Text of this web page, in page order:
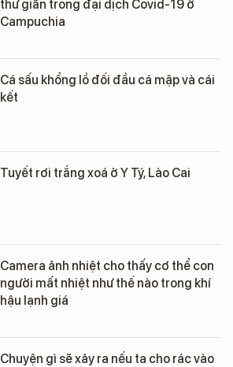
thư giãn trong đại dịch Covid-19 ở
Campuchia
Cá sấu khổng lồ đối đầu cá mập và cái
kết
Tuyết rơi trắng xoá ở Y Tý, Lào Cai
Camera ảnh nhiệt cho thấy cơ thể con
người mất nhiệt như thế nào trong khí
hậu lạnh giá
Chuyện gì sẽ xảy ra nếu ta cho rác vào